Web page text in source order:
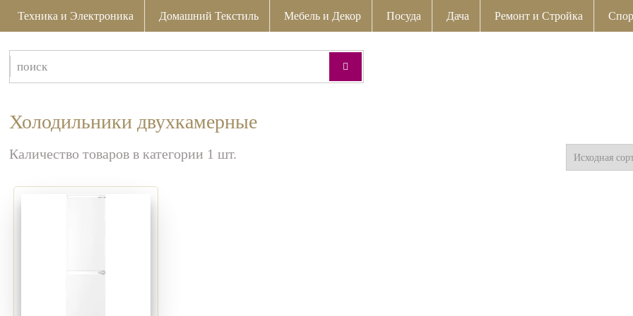
Техника и Электроника Домашний Текстиль Мебель и Декор Посуда Дача Ремонт и Стройка
Холодильники двухкамерные
Каличество товаров в категории 1 шт.